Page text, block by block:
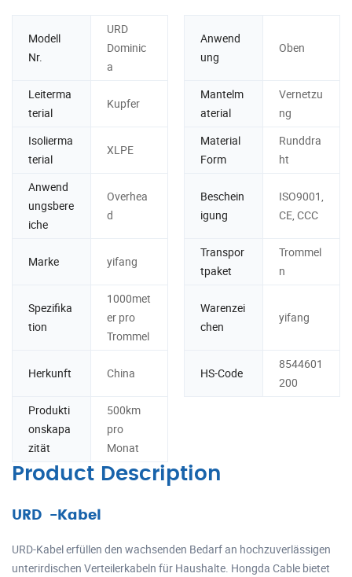
Modell
Nr.
URD
Dominic
a
Anwend
ung
Oben
Leiterma
terial
Kupfer
Mantelm
aterial
Vernetzu
ng
Isolierma
terial
XLPE
Material
Form
Runddra
ht
Anwend
ungsbere
iche
Overhea
d
Beschein
igung
ISO9001,
CE, CCC
Marke yifang
Transpor
tpaket
Trommel
n
Spezifika
tion
1000met
er pro
Trommel
Warenzei
chen
yifang
Herkunft China HS-Code
8544601
200
Produkti
onskapa
zität
500km
pro
Monat
Product Description
URD -Kabel
URD-Kabel erfüllen den wachsenden Bedarf an hochzuverlässigen
unterirdischen Verteilerkabeln für Haushalte. Hongda Cable bietet